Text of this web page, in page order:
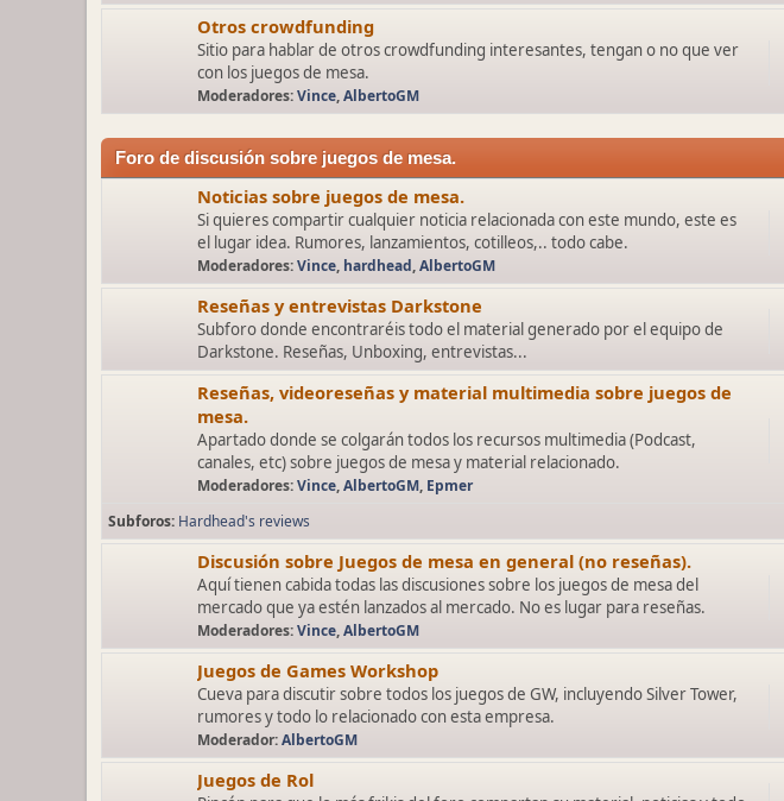
Otros crowdfunding
Sitio para hablar de otros crowdfunding interesantes, tengan o no que ver
con los juegos de mesa.
Moderadores:Vince,AlbertoGM
Foro de discusión sobre juegos de mesa.
Noticias sobre juegos de mesa.
Si quieres compartir cualquier noticia relacionada con este mundo, este es
el lugar idea. Rumores, lanzamientos, cotilleos,.. todo cabe.
Moderadores:Vince, hardhead,AlbertoGM
Reseñas y entrevistas Darkstone
Subforo donde encontraréis todo el material generado por el equipo de
Darkstone. Reseñas, Unboxing, entrevistas...
Reseñas, videoreseñas y material multimedia sobre juegos de
mesa.
Apartado donde se colgarán todos los recursos multimedia (Podcast,
canales, etc) sobre juegos de mesa y material relacionado.
Moderadores:Vince,AlbertoGM, Epmer
Subforos Hardhead's reviews
Discusión sobre Juegos de mesa en general (no reseñas).
Aquí tienen cabida todas las discusiones sobre los juegos de mesa del
mercado que ya estén lanzados al mercado. No es lugar para reseñas.
Moderadores:Vince,AlbertoGM
Juegos de Games Workshop
Cueva para discutir sobre todos los juegos de GW, incluyendo Silver Tower,
rumores y todo lo relacionado con esta empresa.
Moderador:AlbertoGM
Juegos de Rol